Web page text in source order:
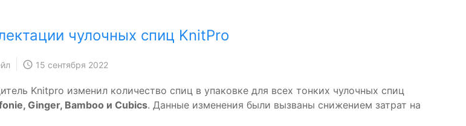
чулочных спиц KnitPro
15 сентября 2022
Knitpro изменил количество спиц в упаковке для всех тонких чулочных спиц
Ginger, Bamboo и Cubics. Данные изменения были вызваны снижением затрат на